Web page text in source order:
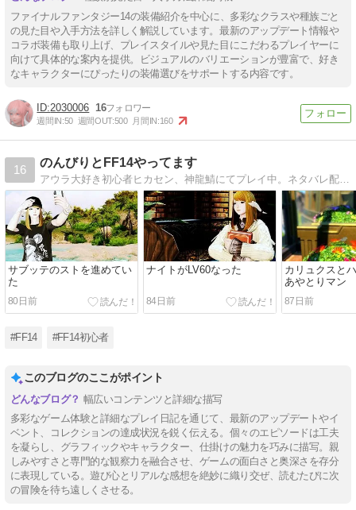
ファイナルファンタジー14の装備紹介を中心に、多彩なクラスや種族ごと
の見た目や入手方法を詳しく解説しています。最新のアップデート情報や
コラボ装備も取り上げ、プレイスタイルや見た目にこだわるプレイヤーに
向けて具体的な案内を提供。ビジュアルのバリエーションが豊富で、好き
なキャラクターにぴったりの装備選びをサポートする内容です。
2030006 16
週間IN:50 週間OUT:500 月間IN:160
16
のんびりとFF14やってます
アウラ大好き初心者ヒカセン、神龍鯖にてプレイ中。ネタバレ配慮してません。お役立ち情報はこれっぽっちもありません。
サブッテのストを進めてい
た
80日前
ナイトがLV60なった
84日前
カリュクスと
あやとりマン
87日前
#FF14 #FF14初心者
このブログのここがポイント
幅広いコンテンツと詳細な描写
多彩なゲーム体験と詳細なプレイ日記を通じて、最新のアップデートやイ
ベント、コレクションの達成状況を鋭く伝える。個々のエピソードは工夫
を凝らし、グラフィックやキャラクター、仕掛けの魅力を巧みに描写。親
しみやすさと専門的な観察力を融合させ、ゲームの面白さと奥深さを存分
に表現している。遊び心とリアルな感想を絶妙に織り交ぜ、読むたびに次
の冒険を待ち遠しくさせる。